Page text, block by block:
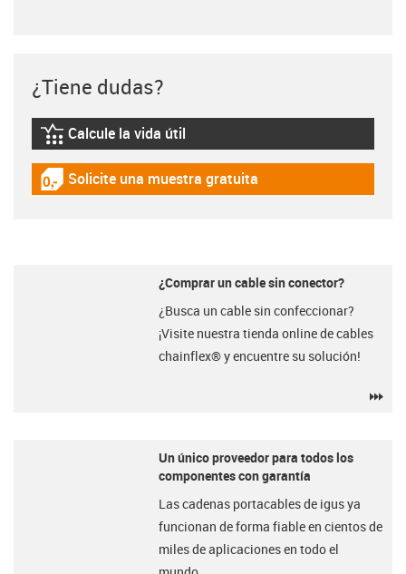
¿Tiene dudas?
igus-icon-lebensdauerrechner
Calcule la vida útil
igus-icon-gratismuster
Solicite una muestra gratuita
¿Comprar un cable sin conector?
¿Busca un cable sin confeccionar?
¡Visite nuestra tienda online de cables
chainflex® y encuentre su solución!
Un único proveedor para todos los
componentes con garantía
Las cadenas portacables de igus ya
funcionan de forma fiable en cientos de
miles de aplicaciones en todo el